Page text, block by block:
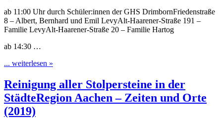
ab 11:00 Uhr durch Schüler:innen der GHS DrimbornFriedenstraße
8 – Albert, Bernhard und Emil LevyAlt-Haarener-Straße 191 –
Familie LevyAlt-Haarener-Straße 20 – Familie Hartog
ab 14:30 …
... weiterlesen »
Reinigung aller Stolpersteine in der
StädteRegion Aachen – Zeiten und Orte
(2019)